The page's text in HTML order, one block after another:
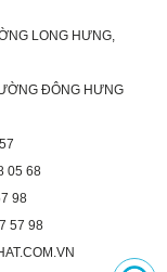
LONG HƯNG,
ĐÔNG HƯNG
05 68
98
57 98